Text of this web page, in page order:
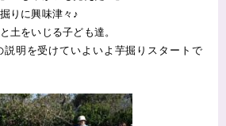
りに興味津々♪
土をいじる子ども達。
明を受けていよいよ芋掘りスタートで